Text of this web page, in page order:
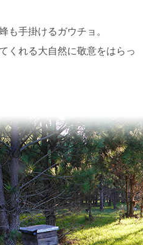
も手掛けるガウチョ。
くれる大自然に敬意をはらっ